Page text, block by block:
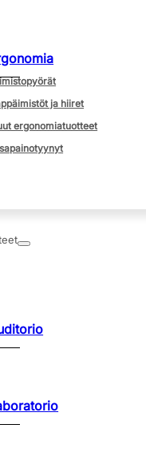
ja hiiret
ergonomiatuotteet